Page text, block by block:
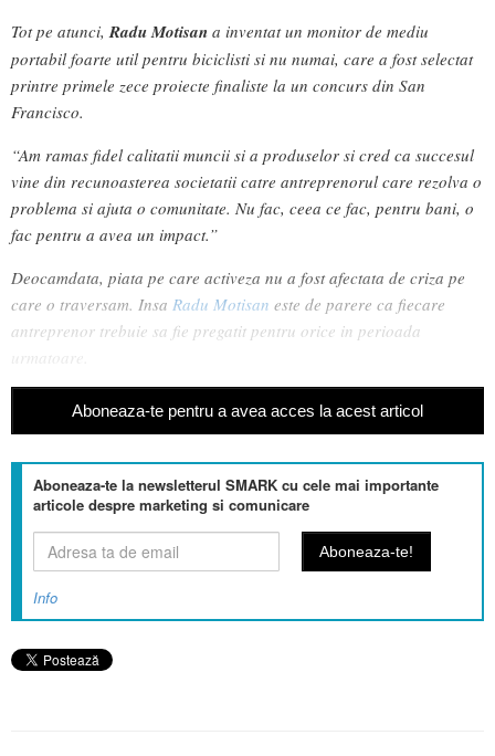
Tot pe atunci, Radu Motisan a inventat un monitor de mediu
portabil foarte util pentru biciclisti si nu numai, care a fost selectat
printre primele zece proiecte finaliste la un concurs din San
Francisco.
“Am ramas fidel calitatii muncii si a produselor si cred ca succesul
vine din recunoasterea societatii catre antreprenorul care rezolva o
problema si ajuta o comunitate. Nu fac, ceea ce fac, pentru bani, o
fac pentru a avea un impact.”
Deocamdata, piata pe care activeza nu a fost afectata de criza pe
care o traversam. Insa Radu Motisan este de parere ca fiecare
antreprenor trebuie sa fie pregatit pentru orice in perioada
urmatoare.
Aboneaza-te pentru a avea acces la acest articol
Aboneaza-te la newsletterul SMARK cu cele mai importante
articole despre marketing si comunicare
Info